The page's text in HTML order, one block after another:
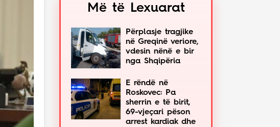
Më të Lexuarat
Përplasje tragjike
në Greqinë veriore,
vdesin nënë e bir
nga Shqipëria
E rëndë në
Roskovec: Pa
sherrin e të birit,
69-vjeçari pëson
arrest kardiak dhe